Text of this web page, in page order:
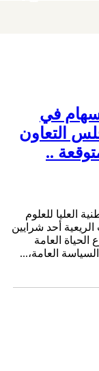
في
التعاون
..
العليا للعلوم
أحد شرايين
الحياة العامة
العامة،...